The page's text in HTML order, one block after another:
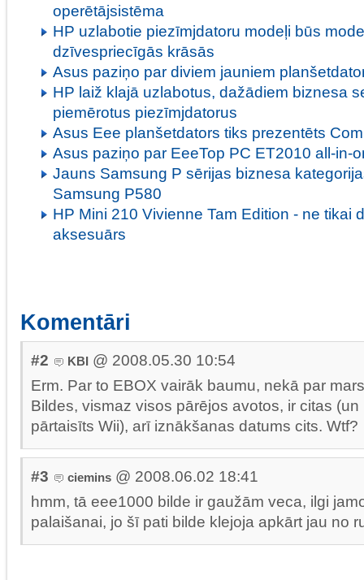
operētājsistēma
HP uzlabotie piezīmjdatoru modeļi būs
dzīvespriecīgās krāsās
Asus paziņo par diviem jauniem
HP laiž klajā uzlabotus, dažādiem biznesa
piemērotus piezīmjdatorus
Asus Eee planšetdators tiks prezentēts
Asus paziņo par EeeTop PC ET2010 all-in-
Jauns Samsung P sērijas biznesa
Samsung P580
HP Mini 210 Vivienne Tam Edition - ne tikai
aksesuārs
Komentāri
#2 KBI @ 2008.05.30 10:54
Erm. Par to EBOX vairāk baumu, nekā par
Bildes, vismaz visos pārējos avotos, ir citas (un
pārtaisīts Wii), arī iznākšanas datums cits. Wtf?
#3 ciemins @ 2008.06.02 18:41
hmm, tā eee1000 bilde ir gaužām veca, ilgi
palaišanai, jo šī pati bilde klejoja apkārt jau no